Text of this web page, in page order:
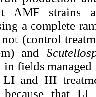
AMF strains
a complete
(control
and
in fields
and HI
because that LI